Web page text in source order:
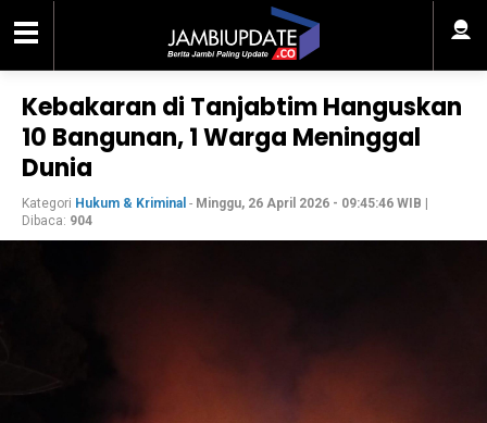
Kebakaran di Tanjabtim Hanguskan
10 Bangunan, 1 Warga Meninggal
Dunia
Kategori Hukum & Kriminal - Minggu, 26 April 2026 - 09:45:46 WIB
Dibaca: 904